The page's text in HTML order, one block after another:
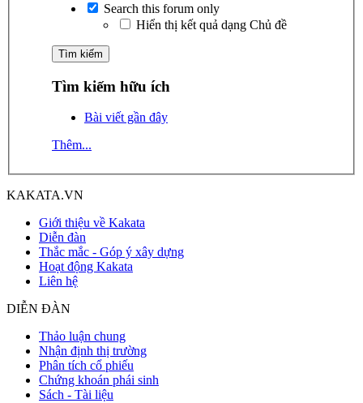
Search this forum only
Hiển thị kết quả dạng Chủ đề
Tìm kiếm hữu ích
Bài viết gần đây
Thêm...
KAKATA.VN
Giới thiệu về Kakata
Diễn đàn
Thắc mắc - Góp ý xây dựng
Hoạt động Kakata
Liên hệ
DIỄN ĐÀN
Thảo luận chung
Nhận định thị trường
Phân tích cổ phiếu
Chứng khoán phái sinh
Sách - Tài liệu